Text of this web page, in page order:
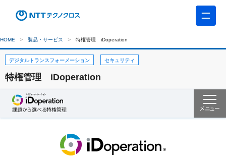
HOME 製品・サービス 特権管理 iDoperation
デジタルトランスフォーメーション セキュリティ
特権管理 iDoperation
課題から選べる特権管理 メニュー